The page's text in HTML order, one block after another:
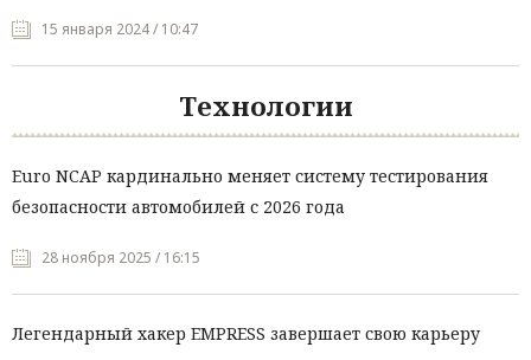
15 января 2024 / 10:47
Технологии
Euro NCAP кардинально меняет систему тестирования
безопасности автомобилей с 2026 года
28 ноября 2025 / 16:15
Легендарный хакер EMPRESS завершает свою карьеру